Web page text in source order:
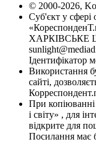
© 2000-2026,
Суб'єкт у сфері
ХАРКІВСЬКЕ
Ідентифікатор
Використання
сайті,
При копіюванні
і світу» , для
відкрите для
Посилання має